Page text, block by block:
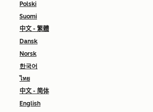
Polski
Suomi
中文 - 繁體
Dansk
Norsk
한국어
ไทย
中文 - 简体
English